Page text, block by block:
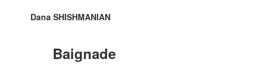
Dana SHISHMANIAN
Baignade